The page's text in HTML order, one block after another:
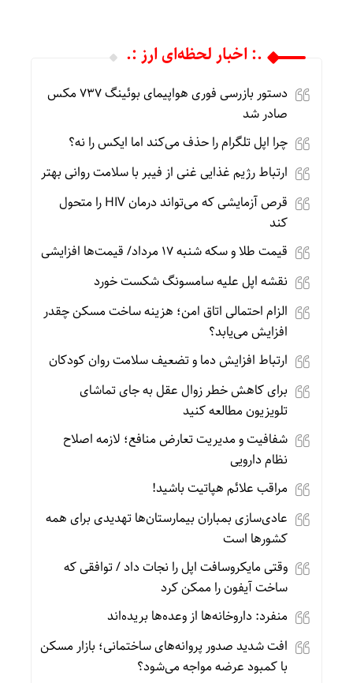
.: اخبار لحظه‌ای ارز :.
دستور بازرسی فوری هواپیمای بوئینگ ۷۳۷ مکس
صادر شد
چرا اپل تلگرام را حذف می‌کند اما ایکس را نه؟
ارتباط رژیم غذایی غنی از فیبر با سلامت روانی بهتر
قرص آزمایشی که می‌تواند درمان HIV را متحول
کند
قیمت طلا و سکه شنبه 17 مرداد/ قیمت‌ها افزایشی
نقشه اپل علیه سامسونگ شکست خورد
الزام احتمالی اتاق امن؛ هزینه ساخت مسکن چقدر
افزایش می‌یابد؟
ارتباط افزایش دما و تضعیف سلامت روان کودکان
برای کاهش خطر زوال عقل به جای تماشای
تلویزیون مطالعه کنید
شفافیت و مدیریت تعارض منافع؛ لازمه اصلاح
نظام دارویی
مراقب علائم هپاتیت باشید!
عادی‌سازی بمباران بیمارستان‌ها تهدیدی برای همه
کشورها است
وقتی مایکروسافت اپل را نجات داد / توافقی که
ساخت آیفون را ممکن کرد
منفرد: داروخانه‌ها از وعده‌ها بریده‌اند
افت شدید صدور پروانه‌های ساختمانی؛ بازار مسکن
با کمبود عرضه مواجه می‌شود؟